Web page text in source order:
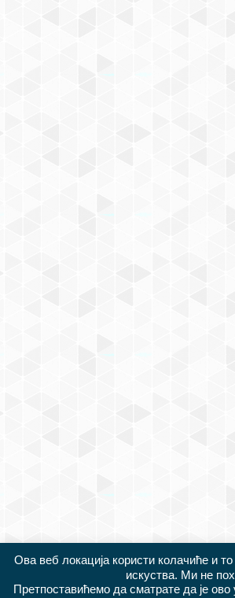
Ова веб локација користи колачиће и
искуства. Ми не
Претпоставићемо да сматрате да је